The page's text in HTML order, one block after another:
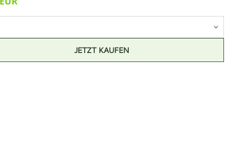
JETZT KAUFEN